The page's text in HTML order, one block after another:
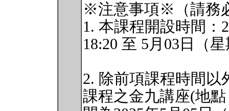
※注意事項※（請務
1. 本課程開設時間：
18:20 至 5月03日（
2. 除前項課程時間以
課程之金九講座(地